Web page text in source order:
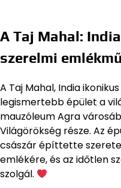
A Taj Mahal:
szerelmi
A Taj Mahal, India
legismertebb épület a
mauzóleum Agra
Világörökség része. Az
császár építtette
emlékére, és az időtlen
szolgál.